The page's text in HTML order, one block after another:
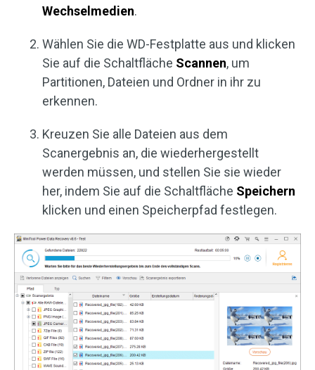
Wechselmedien.
Wählen Sie die WD-Festplatte aus und klicken
Sie auf die Schaltfläche Scannen, um
Partitionen, Dateien und Ordner in ihr zu
erkennen.
Kreuzen Sie alle Dateien aus dem
Scanergebnis an, die wiederhergestellt
werden müssen, und stellen Sie sie wieder
her, indem Sie auf die Schaltfläche Speichern
klicken und einen Speicherpfad festlegen.